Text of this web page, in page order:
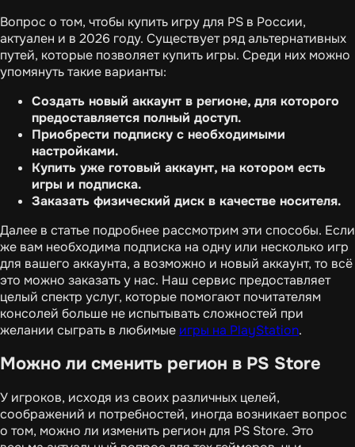
Вопрос о том, чтобы купить игру для PS в России,
актуален и в 2026 году. Существует ряд альтернативных
путей, которые позволяет купить игры. Среди них можно
упомянуть такие варианты:
Создать новый аккаунт в регионе, для которого
предоставляется полный доступ.
Приобрести подписку с необходимыми
настройками.
Купить уже готовый аккаунт, на котором есть
игры и подписка.
Заказать физический диск в качестве носителя.
Далее в статье подробнее рассмотрим эти способы. Если
же вам необходима подписка на одну или несколько игр
для вашего аккаунта, а возможно и новый аккаунт, то всё
это можно заказать у нас. Наш сервис предоставляет
целый спектр услуг, которые помогают почитателям
консолей больше не испытывать сложностей при
желании сыграть в любимые игры на PlayStation.
Можно ли сменить регион в PS Store
У игроков, исходя из своих различных целей,
соображений и потребностей, иногда возникает вопрос
о том, можно ли изменить регион для PS Store. Это